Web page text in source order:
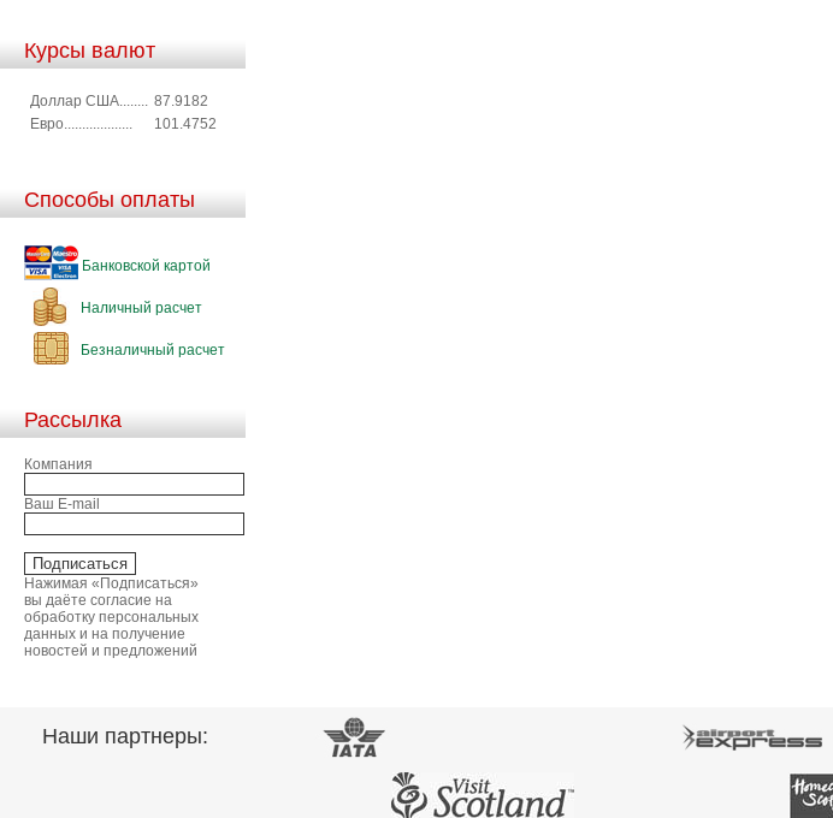
Курсы валют
Доллар США........ 87.9182
Евро...................
101.4752
Способы оплаты
Банковской картой
Наличный расчет
Безналичный расчет
Рассылка
Компания
Ваш E-mail
Нажимая «Подписаться»
вы даёте согласие на
обработку персональных
данных и на получение
новостей и предложений
Наши партнеры: